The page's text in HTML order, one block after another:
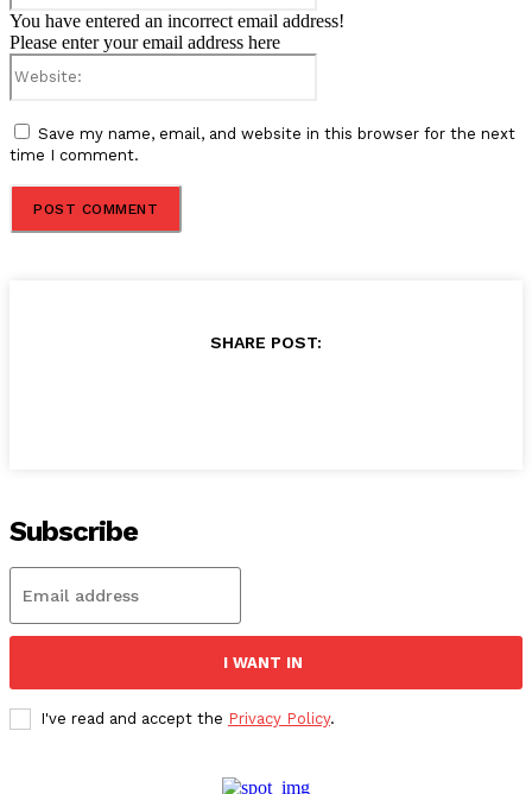
You have entered an incorrect email address!
Please enter your email address here
Save my name, email, and website in this browser for the next
time I comment.
SHARE POST:
Subscribe
I WANT IN
I've read and accept the Privacy Policy.